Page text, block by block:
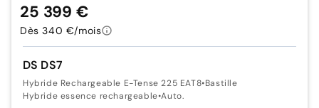
DS DS7
Hybride Rechargeable E-Tense 225 EAT8•Bastille
Hybride essence rechargeable•Auto.
25 399 €
Dès 340 €/mois